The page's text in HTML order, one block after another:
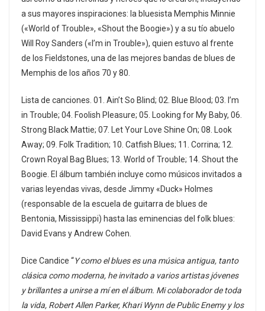
a sus mayores inspiraciones: la bluesista Memphis Minnie
(«World of Trouble», «Shout the Boogie») y a su tío abuelo
Will Roy Sanders («I’m in Trouble»), quien estuvo al frente
de los Fieldstones, una de las mejores bandas de blues de
Memphis de los años 70 y 80.
Lista de canciones. 01. Ain’t So Blind; 02. Blue Blood; 03. I’m
in Trouble; 04. Foolish Pleasure; 05. Looking for My Baby, 06.
Strong Black Mattie; 07. Let Your Love Shine On; 08. Look
Away; 09. Folk Tradition; 10. Catfish Blues; 11. Corrina; 12.
Crown Royal Bag Blues; 13. World of Trouble; 14. Shout the
Boogie. El álbum también incluye como músicos invitados a
varias leyendas vivas, desde Jimmy «Duck» Holmes
(responsable de la escuela de guitarra de blues de
Bentonia, Mississippi) hasta las eminencias del folk blues:
David Evans y Andrew Cohen.
Dice Candice “Y como el blues es una música antigua, tanto
clásica como moderna, he invitado a varios artistas jóvenes
y brillantes a unirse a mí en el álbum. Mi colaborador de toda
la vida, Robert Allen Parker, Khari Wynn de Public Enemy y los